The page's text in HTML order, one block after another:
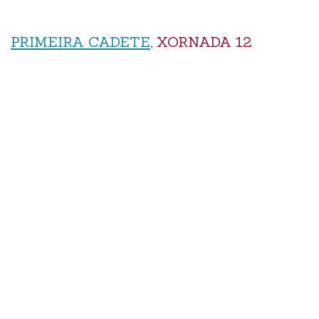
PRIMEIRA CADETE, XORNADA 12